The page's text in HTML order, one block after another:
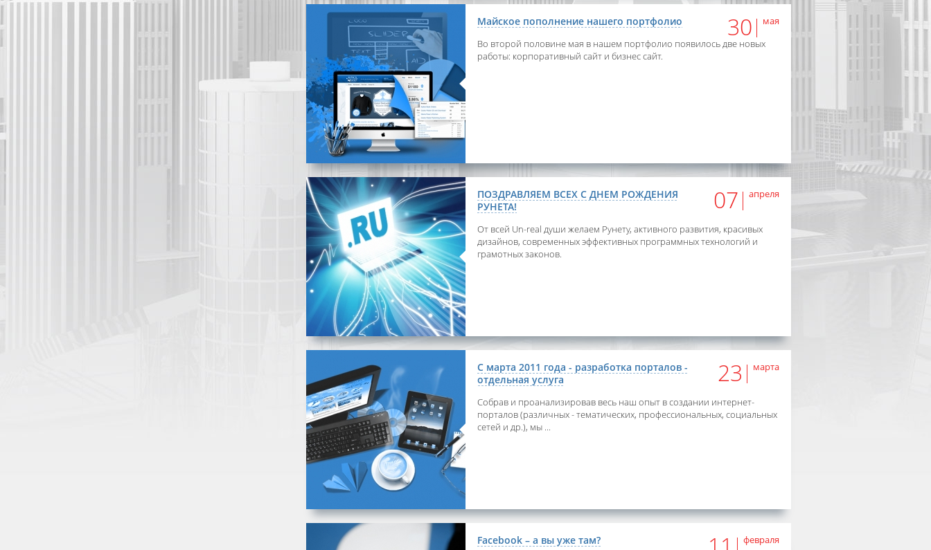
30 мая
Майское пополнение нашего портфолио
Во второй половине мая в нашем портфолио появилось две новых
работы: корпоративный сайт и бизнес сайт.
07 апреля
ПОЗДРАВЛЯЕМ ВСЕХ С ДНЕМ РОЖДЕНИЯ
РУНЕТА!
От всей Un-real души желаем Рунету, активного развития, красивых
дизайнов, современных эффективных программных технологий и
грамотных законов.
23 марта
С марта 2011 года - разработка порталов -
отдельная услуга
Собрав и проанализировав весь наш опыт в создании интернет-
порталов (различных - тематических, профессиональных, социальных
сетей и др.), мы ...
февраля
Facebook – а вы уже там?